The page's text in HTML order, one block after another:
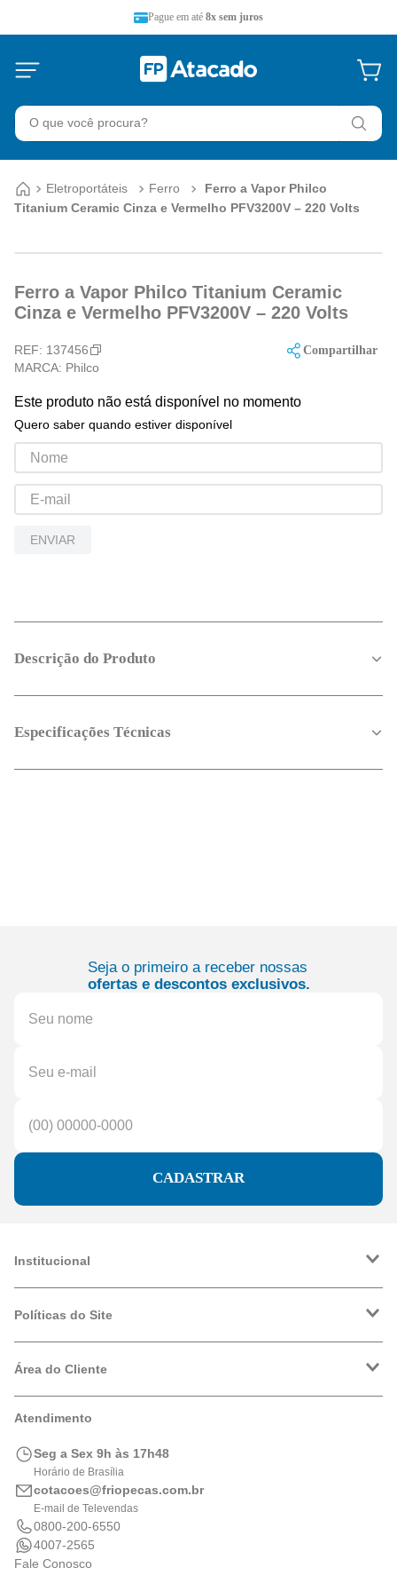
Pague em até 8x sem juros
O que você procura?
Eletroportáteis Ferro
Ferro a Vapor Philco
Titanium Ceramic Cinza e Vermelho PFV3200V – 220 Volts
Ferro a Vapor Philco Titanium Ceramic
Cinza e Vermelho PFV3200V – 220 Volts
REF: 137456
MARCA: Philco
Compartilhar
Este produto não está disponível no momento
Quero saber quando estiver disponível
ENVIAR
Descrição do Produto
Especificações Técnicas
Seja o primeiro a receber nossas
ofertas e descontos exclusivos.
CADASTRAR
Institucional
Trabalhe Conosco
Políticas do Site
Política de Privacidade
Logística
Área do Cliente
Meus Pedidos
Portal de Boletos
Atendimento
Seg a Sex 9h às 17h48
Horário de Brasília
cotacoes@friopecas.com.br
E-mail de Televendas
0800-200-6550
4007-2565
Fale Conosco